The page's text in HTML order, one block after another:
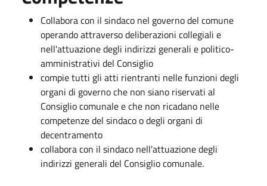
Collabora con il sindaco nel governo del comune
operando attraverso deliberazioni collegiali e
nell'attuazione degli indirizzi generali e politico-
amministrativi del Consiglio
compie tutti gli atti rientranti nelle funzioni degli
organi di governo che non siano riservati al
Consiglio comunale e che non ricadano nelle
competenze del sindaco o degli organi di
decentramento
collabora con il sindaco nell'attuazione degli
indirizzi generali del Consiglio comunale.